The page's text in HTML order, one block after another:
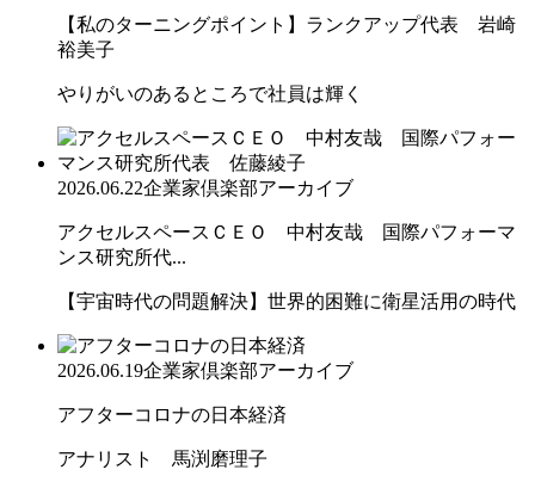
【私のターニングポイント】ランクアップ代表 岩崎
裕美子
やりがいのあるところで社員は輝く
2026.06.22企業家倶楽部アーカイブ
アクセルスペースＣＥＯ 中村友哉 国際パフォーマ
ンス研究所代...
【宇宙時代の問題解決】世界的困難に衛星活用の時代
2026.06.19企業家倶楽部アーカイブ
アフターコロナの日本経済
アナリスト 馬渕磨理子